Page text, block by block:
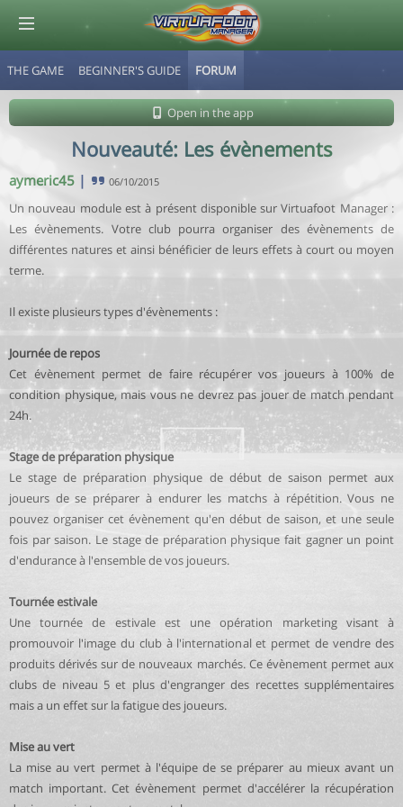
THE GAME BEGINNER'S GUIDE FORUM
Open in the app
Nouveauté: Les évènements
aymeric45 | 06/10/2015
Un nouveau module est à présent disponible sur Virtuafoot Manager :
Les évènements. Votre club pourra organiser des évènements de
différentes natures et ainsi bénéficier de leurs effets à court ou moyen
terme.
Il existe plusieurs types d'évènements :
Journée de repos
Cet évènement permet de faire récupérer vos joueurs à 100% de
condition physique, mais vous ne devrez pas jouer de match pendant
24h.
Stage de préparation physique
Le stage de préparation physique de début de saison permet aux
joueurs de se préparer à endurer les matchs à répétition. Vous ne
pouvez organiser cet évènement qu'en début de saison, et une seule
fois par saison. Le stage de préparation physique fait gagner un point
d'endurance à l'ensemble de vos joueurs.
Tournée estivale
Une tournée de estivale est une opération marketing visant à
promouvoir l'image du club à l'international et permet de vendre des
produits dérivés sur de nouveaux marchés. Ce évènement permet aux
clubs de niveau 5 et plus d'engranger des recettes supplémentaires
mais a un effet sur la fatigue des joueurs.
Mise au vert
La mise au vert permet à l'équipe de se préparer au mieux avant un
match important. Cet évènement permet d'accélérer la récupération
© Virtuafoot Manager by Aymeric Le Corre 202608080604